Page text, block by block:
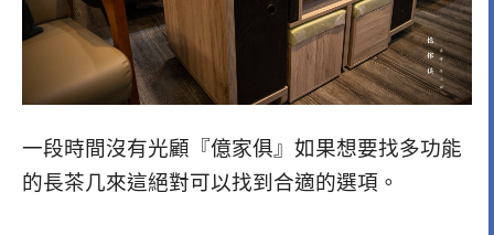
一段時間沒有光顧『億家俱』如果想要找多功能
的長茶几來這絕對可以找到合適的選項。